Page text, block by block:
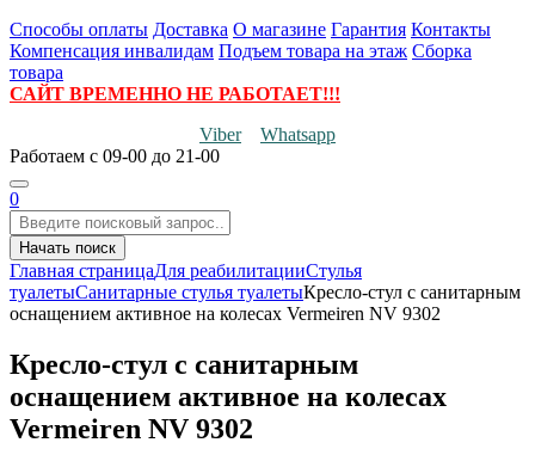
Способы оплаты Доставка О магазине Гарантия Контакты
Компенсация инвалидам Подъем товара на этаж Сборка
товара
САЙТ ВРЕМЕННО НЕ РАБОТАЕТ!!!
Viber
Whatsapp
Работаем с 09-00 до 21-00
0
Начать поиск
Главная страницаДля реабилитацииСтулья
туалетыСанитарные стулья туалетыКресло-стул с санитарным
оснащением активное на колесах Vermeiren NV 9302
Кресло-стул с санитарным
оснащением активное на колесах
Vermeiren NV 9302